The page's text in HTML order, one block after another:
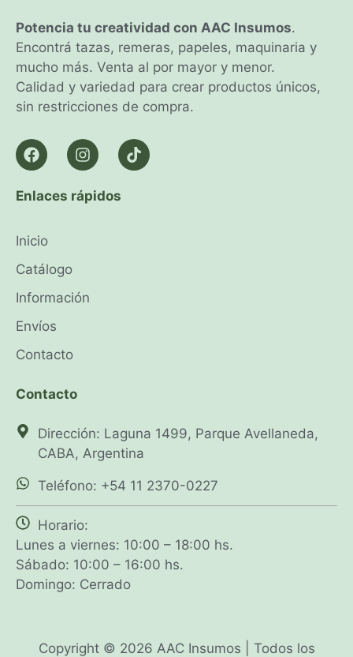
Potencia tu creatividad con AAC Insumos.
Encontrá tazas, remeras, papeles, maquinaria y
mucho más. Venta al por mayor y menor.
Calidad y variedad para crear productos únicos,
sin restricciones de compra.
Enlaces rápidos
Inicio
Catálogo
Información
Envíos
Contacto
Contacto
Dirección: Laguna 1499, Parque Avellaneda,
CABA, Argentina
Teléfono: +54 11 2370-0227
Horario:
Lunes a viernes: 10:00 – 18:00 hs.
Sábado: 10:00 – 16:00 hs.
Domingo: Cerrado
Copyright © 2026 AAC Insumos | Todos los